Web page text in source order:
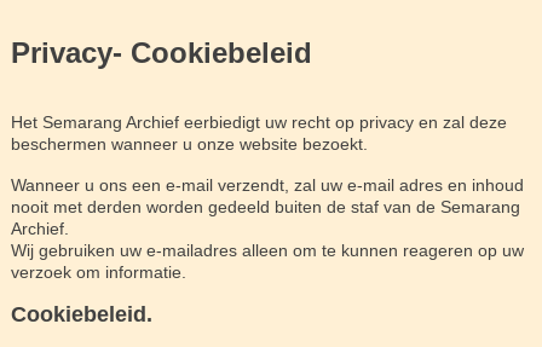
Privacy- Cookiebeleid
Het Semarang Archief eerbiedigt uw recht op privacy en zal deze
beschermen wanneer u onze website bezoekt.
Wanneer u ons een e-mail verzendt, zal uw e-mail adres en inhoud
nooit met derden worden gedeeld buiten de staf van de Semarang
Archief.
Wij gebruiken uw e-mailadres alleen om te kunnen reageren op uw
verzoek om informatie.
Cookiebeleid.